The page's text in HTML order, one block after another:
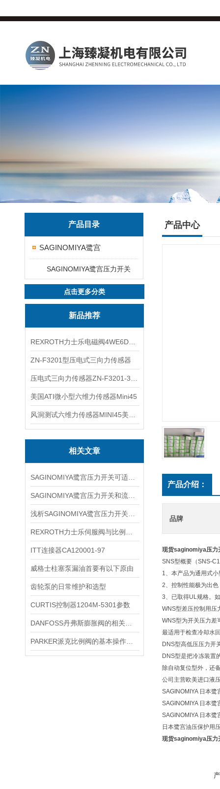
产品目录
SAGINOMIYA鹭宫
SAGINOMIYA鹭宫压力开关
点击更多分类
新品推荐
ZN-F3201型压电式三向力传感器
美国ATI微小型六维力传感器Mini45
相关文章
ITT连接器CA120001-97
威格士柱塞泵漏油首要有以下原由
齿轮泵的日常维护和选型
CURTIS控制器1204M-5301参数
产品中心
产品介绍：
品牌
现货saginomiya压力
SNS型概要（SNS-
1、本产品为通用式
2、控制性能极为出
3、已取得UL规格。
WNS型差压控制用
WNS型为开关压力差
最适用于检查冷却水
DNS型高低压压力
DNS型是把冷冻装置
除自动复位型外，还
公司主营欧美进口液
SAGINOMIYA 日本
SAGINOMIYA 日本
SAGINOMIYA 日本
日本鹭宫油压保护用
现货saginomiya压力